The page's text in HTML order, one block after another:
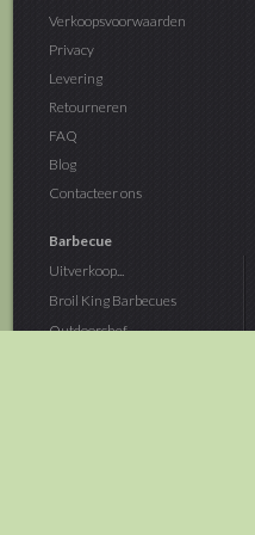
Verkoopsvoorwaarden
Privacy
Levering
Retourneren
FAQ
Blog
Contacteer ons
Barbecue
Uitverkoop...
Broil King Barbecues
Outdoorchef...